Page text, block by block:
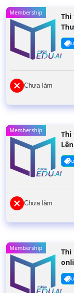
Membership
Thi
Chưa làm
Membership
Thi
Chưa làm
Membership
Thi